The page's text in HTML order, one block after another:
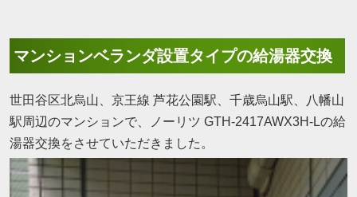
マンションベランダ設置タイプの給湯器交換
世田谷区北烏山、京王線 芦花公園駅、千歳烏山駅、八幡山
駅周辺のマンションで、ノーリツ GTH-2417AWX3H-Lの給
湯器交換をさせていただきました。